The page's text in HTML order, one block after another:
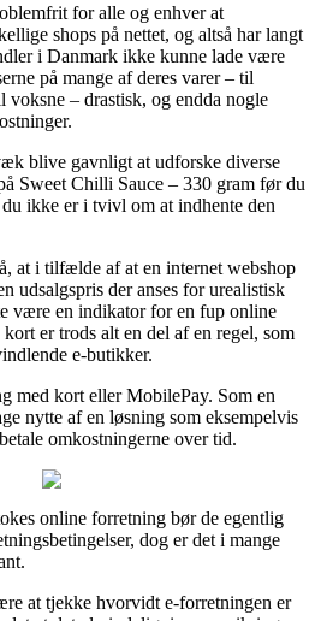
for alle og enhver at
shops på nettet, og altså har langt
i Danmark ikke kunne lade være
på mange af deres varer – til
voksne – drastisk, og endda nogle
blive gavnligt at udforske diverse
Sweet Chilli Sauce – 330 gram før du
ikke er i tvivl om at indhente den
at i tilfælde af at en internet webshop
udsalgspris der anses for urealistisk
være en indikator for en fup online
er trods alt en del af en regel, som
e-butikker.
med kort eller MobilePay. Som en
nytte af en løsning som eksempelvis
omkostningerne over tid.
online forretning bør de egentlig
dog er det i mange
at tjekke hvorvidt e-forretningen er